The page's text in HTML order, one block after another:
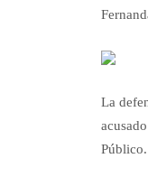
La